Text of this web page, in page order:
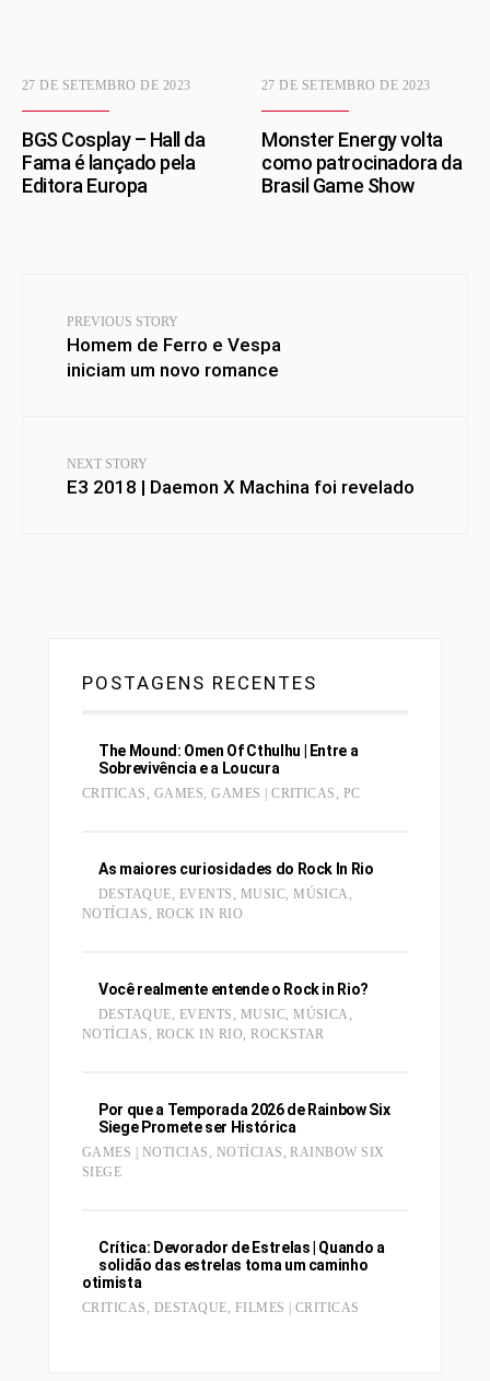
27 DE SETEMBRO DE 2023
BGS Cosplay – Hall da
Fama é lançado pela
Editora Europa
27 DE SETEMBRO DE 2023
Monster Energy volta
como patrocinadora da
Brasil Game Show
PREVIOUS STORY
Homem de Ferro e Vespa
iniciam um novo romance
NEXT STORY
E3 2018 | Daemon X Machina foi revelado
POSTAGENS RECENTES
The Mound: Omen Of Cthulhu | Entre a
Sobrevivência e a Loucura
CRITICAS , GAMES,GAMES | CRITICAS , PC
As maiores curiosidades do Rock In Rio
DESTAQUE, EVENTS , MUSIC,MÚSICA ,
NOTÍCIAS , ROCK IN RIO
Você realmente entende o Rock in Rio?
DESTAQUE, EVENTS , MUSIC,MÚSICA ,
NOTÍCIAS , ROCK IN RIO,ROCKSTAR
Por que a Temporada 2026 de Rainbow Six
Siege Promete ser Histórica
GAMES | NOTICIAS , NOTÍCIAS ,RAINBOW SIX
SIEGE
Crítica: Devorador de Estrelas | Quando a
solidão das estrelas toma um caminho
otimista
CRITICAS , DESTAQUE, FILMES | CRITICAS